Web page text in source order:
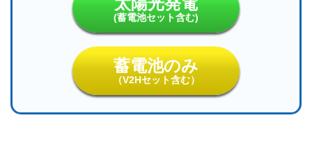
(蓄電池セット含む)
蓄電池のみ
（V2Hセット含む）